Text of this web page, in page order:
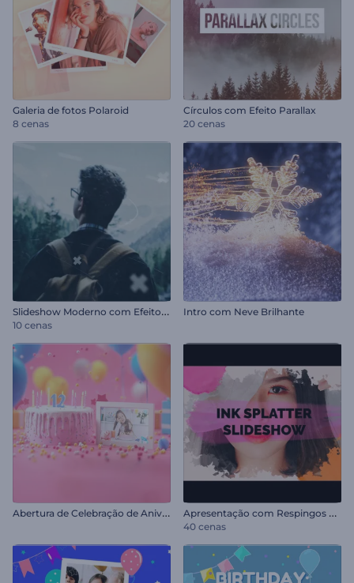
Galeria de fotos Polaroid
8 cenas
Círculos com Efeito Parallax
20 cenas
S
lideshow Moderno com Efeito Parallax
10 cenas
Intro com Neve Brilhante
A
bertura de Celebração de Aniversário A
presentação com Respingos de Tinta
40 cenas